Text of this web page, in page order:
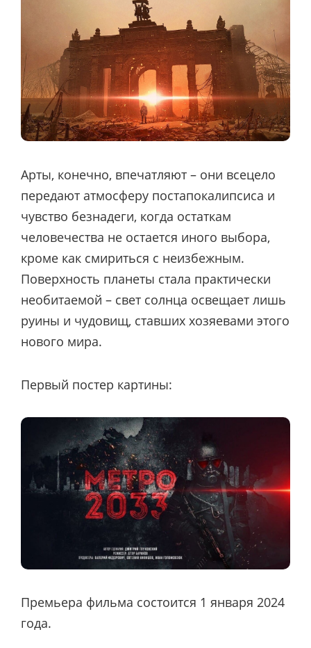
Арты, конечно, впечатляют – они всецело
передают атмосферу постапокалипсиса и
чувство безнадеги, когда остаткам
человечества не остается иного выбора,
кроме как смириться с неизбежным.
Поверхность планеты стала практически
необитаемой – свет солнца освещает лишь
руины и чудовищ, ставших хозяевами этого
нового мира.
Первый постер картины:
Премьера фильма состоится 1 января 2024
года.